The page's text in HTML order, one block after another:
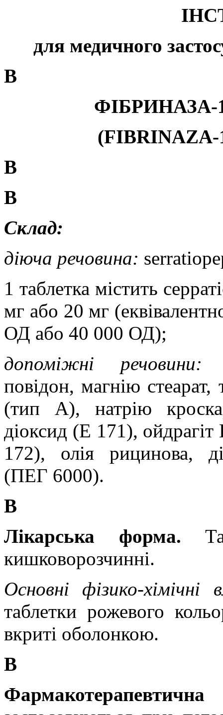
для медичного
В
ФІБРИНАЗА-
(FIBRINAZA-
В
В
Склад:
діюча речовина:
1 таблетка містить
мг або 20 мг
ОД або 40 000 ОД);
допоміжні речовини:
повідон, магнію стеарат,
(тип А), натрію
діоксид (Е 171),
172), олія рицинова,
(ПЕГ 6000).
В
Лікарська форма.
кишковорозчинні.
Основні фізико-хімічні
таблетки рожевого
вкриті оболонкою.
В